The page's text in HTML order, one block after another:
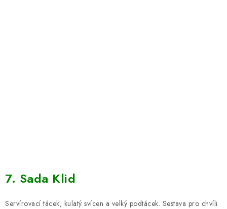
7. Sada Klid
Servírovací tácek, kulatý svícen a velký podtácek. Sestava pro chvíli